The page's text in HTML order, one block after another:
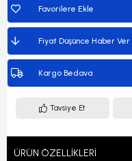
Favorilere Ekle
Fiyat Düşünce Haber Ver
Kargo Bedava
Tavsiye Et
ÜRÜN ÖZELLIKLERI